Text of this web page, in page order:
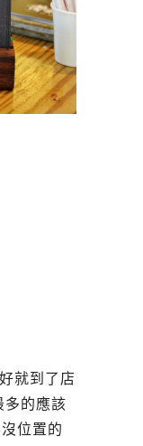
就到了店
多的應該
位置的